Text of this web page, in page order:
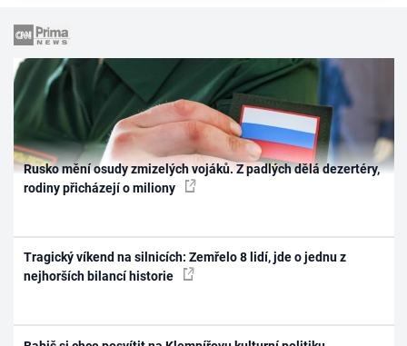
Rusko mění osudy zmizelých vojáků. Z padlých dělá dezertéry,
rodiny přicházejí o miliony
Tragický víkend na silnicích: Zemřelo 8 lidí, jde o jednu z
nejhorších bilancí historie